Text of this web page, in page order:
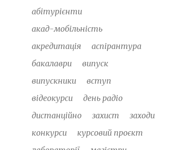
абітурієнти
акад-мобільність
акредитація
аспірантура
бакалаври
випуск
випускники
вступ
відеокурси
день радіо
дистанційно
захист
заходи
конкурси
курсовий проєкт